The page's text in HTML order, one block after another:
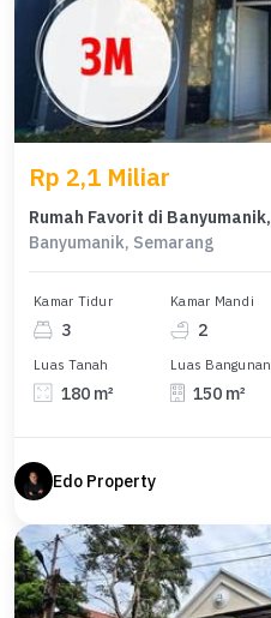
Rp 2,1 Miliar
Banyumanik, Semarang
Kamar Tidur
3
Kamar Mandi
2
Luas Tanah
180 m²
Luas Bangunan
150 m²
Edo Property